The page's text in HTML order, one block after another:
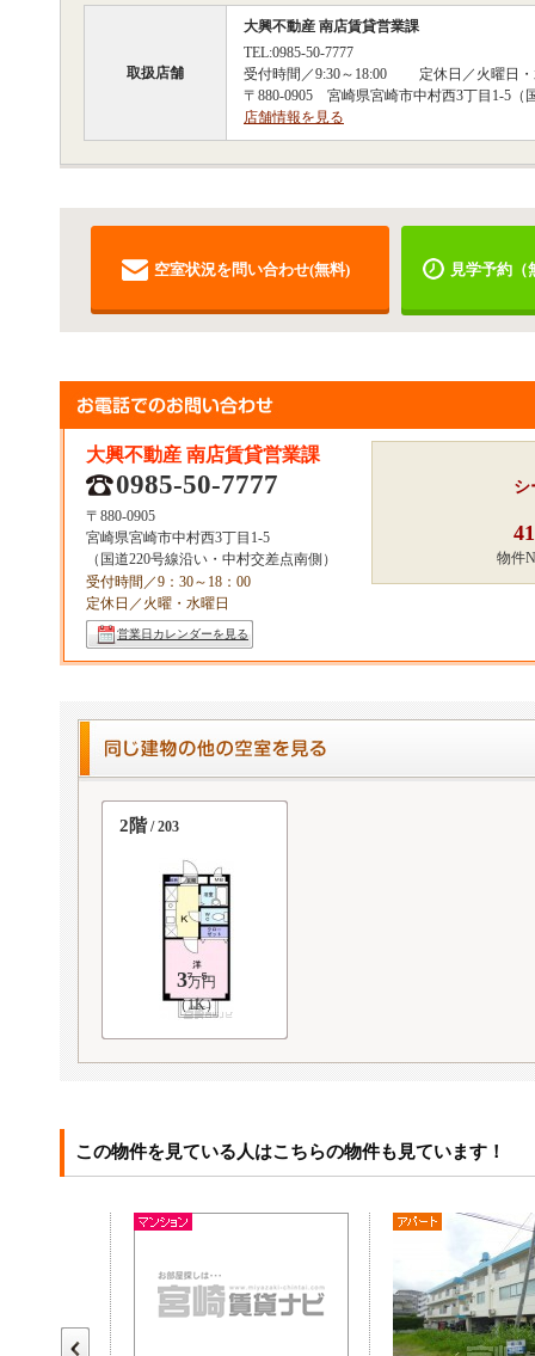
取扱店舗
大興不動産 南店賃貸営業課
TEL:0985-50-7777
受付時間／9:30～18:00 定休日／火曜日・
〒880-0905 宮崎県宮崎市中村西3丁目1-5（
店舗情報を見る
空室状況を問い合わせ(無料) 見学予約（
大興不動産 南店賃貸営業課
0985-50-7777
〒880-0905
宮崎県宮崎市中村西3丁目1‐5
（国道220号線沿い・中村交差点南側）
受付時間／9：30～18：00
定休日／火曜・水曜日
営業日カレンダーを見る
シ
物件
2階/ 203
3万円
（1K）
この物件を見ている人はこちらの物件も見ています！